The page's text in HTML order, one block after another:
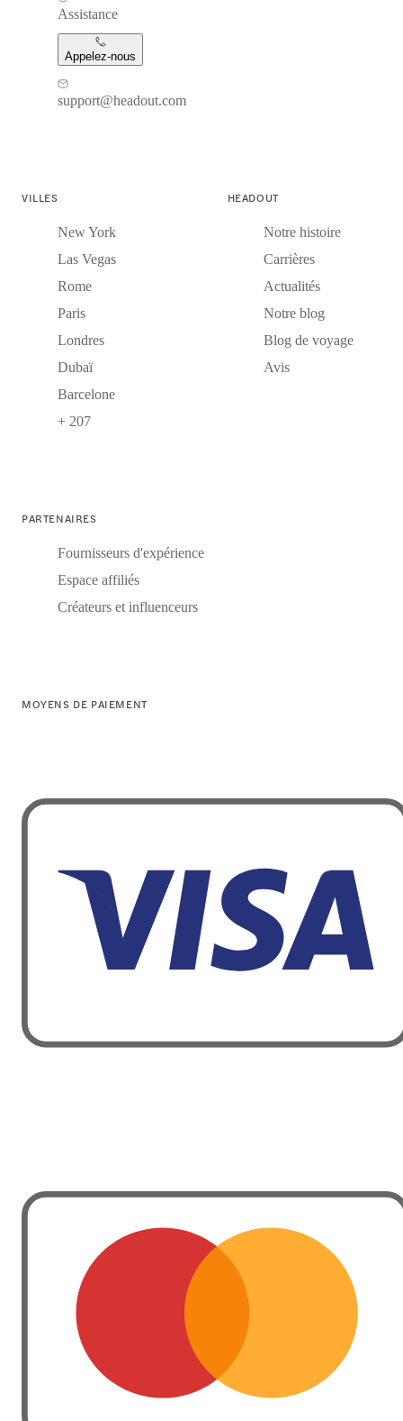
Assistance
Appelez-nous
support@headout.com
VILLES
New York
Las Vegas
Rome
Paris
Londres
Dubaï
Barcelone
+ 207
HEADOUT
Notre histoire
Carrières
Actualités
Notre blog
Blog de voyage
Avis
PARTENAIRES
Fournisseurs d'expérience
Espace affiliés
Créateurs et influenceurs
MOYENS DE PAIEMENT